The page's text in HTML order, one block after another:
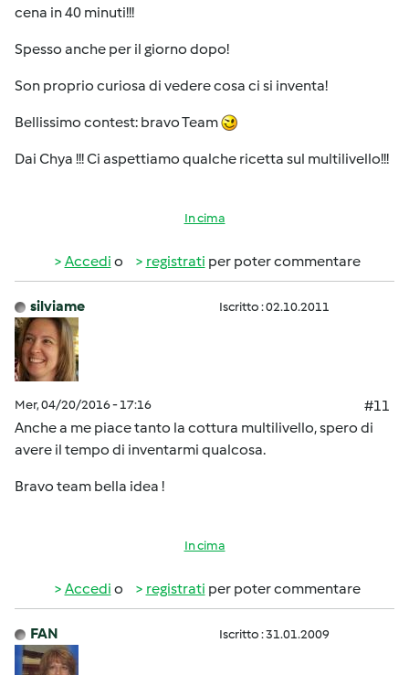
cena in 40 minuti!!!
Spesso anche per il giorno dopo!
Son proprio curiosa di vedere cosa ci si inventa!
Bellissimo contest: bravo Team
Dai Chya !!! Ci aspettiamo qualche ricetta sul multilivello!!!
In cima
Accedi o registrati per poter commentare
silviame Iscritto : 02.10.2011
Mer, 04/20/2016 - 17:16
#11
Anche a me piace tanto la cottura multilivello, spero di
avere il tempo di inventarmi qualcosa.
Bravo team bella idea !
In cima
Accedi o registrati per poter commentare
FAN Iscritto : 31.01.2009